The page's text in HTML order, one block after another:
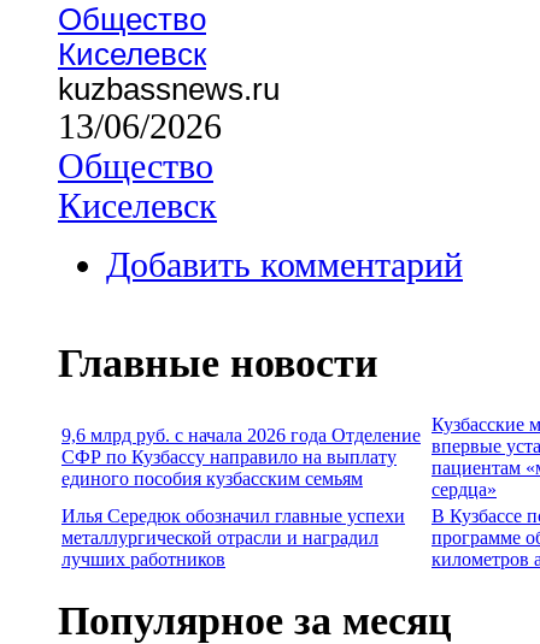
Общество
Киселевск
kuzbassnews.ru
13/06/2026
Общество
Киселевск
Добавить комментарий
Главные новости
9,6 млрд руб. с начала 2026 года Отделение
СФР по Кузбассу направило на выплату
единого пособия кузбасским семьям
Кузбасские
впервые
пациентам
сердца»
Илья Середюк обозначил главные успехи
металлургической отрасли и наградил
лучших работников
В Кузбассе
программе
километров
Популярное за месяц